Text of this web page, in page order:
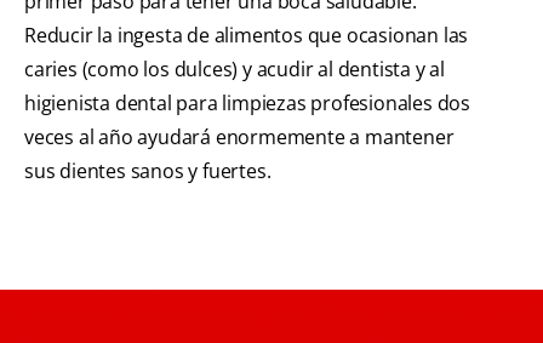
Reducir la ingesta de alimentos que ocasionan las
caries (como los dulces) y acudir al dentista y al
higienista dental para limpiezas profesionales dos
veces al año ayudará enormemente a mantener
sus dientes sanos y fuertes.